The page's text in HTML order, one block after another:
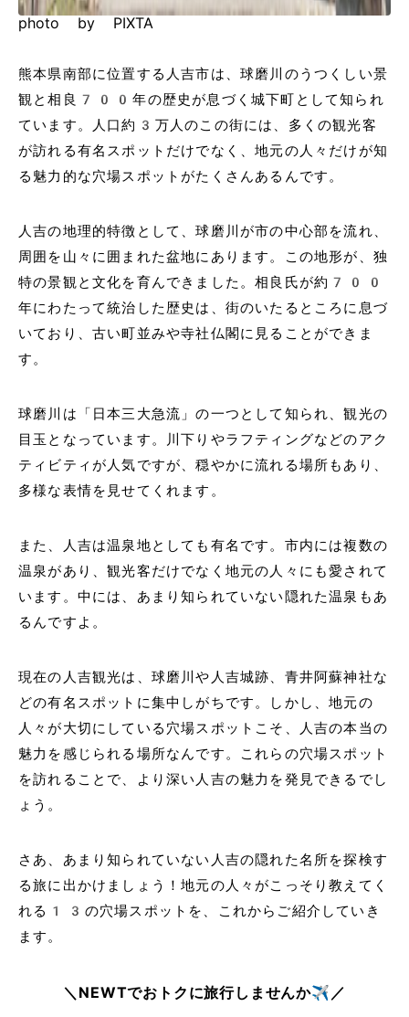
photo by PIXTA
熊本県南部に位置する人吉市は、球磨川のうつくしい景
観と相良700年の歴史が息づく城下町として知られ
ています。人口約3万人のこの街には、多くの観光客
が訪れる有名スポットだけでなく、地元の人々だけが知
る魅力的な穴場スポットがたくさんあるんです。
人吉の地理的特徴として、球磨川が市の中心部を流れ、
周囲を山々に囲まれた盆地にあります。この地形が、独
特の景観と文化を育んできました。相良氏が約700
年にわたって統治した歴史は、街のいたるところに息づ
いており、古い町並みや寺社仏閣に見ることができま
す。
球磨川は「日本三大急流」の一つとして知られ、観光の
目玉となっています。川下りやラフティングなどのアク
ティビティが人気ですが、穏やかに流れる場所もあり、
多様な表情を見せてくれます。
また、人吉は温泉地としても有名です。市内には複数の
温泉があり、観光客だけでなく地元の人々にも愛されて
います。中には、あまり知られていない隠れた温泉もあ
るんですよ。
現在の人吉観光は、球磨川や人吉城跡、青井阿蘇神社な
どの有名スポットに集中しがちです。しかし、地元の
人々が大切にしている穴場スポットこそ、人吉の本当の
魅力を感じられる場所なんです。これらの穴場スポット
を訪れることで、より深い人吉の魅力を発見できるでし
ょう。
さあ、あまり知られていない人吉の隠れた名所を探検す
る旅に出かけましょう！地元の人々がこっそり教えてく
れる13の穴場スポットを、これからご紹介していき
ます。
＼NEWTでおトクに旅行しませんか✈️／